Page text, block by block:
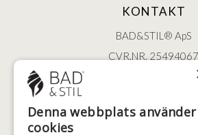
KONTAKT
BAD&STIL® ApS
CVR.NR. 25494067
ØSTERBROGADE
2100 KØBENHAVN •
+46 (0)79 008 12 60
Denna webbplats använder
cookies